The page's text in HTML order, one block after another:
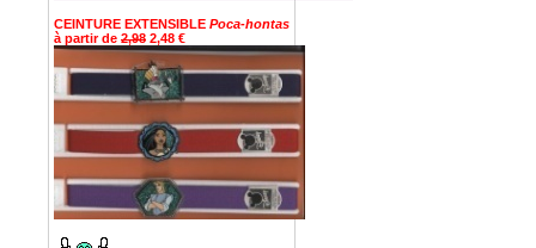
CEINTURE EXTENSIBLE Poca-hontas
à partir de 2,98 2,48 €